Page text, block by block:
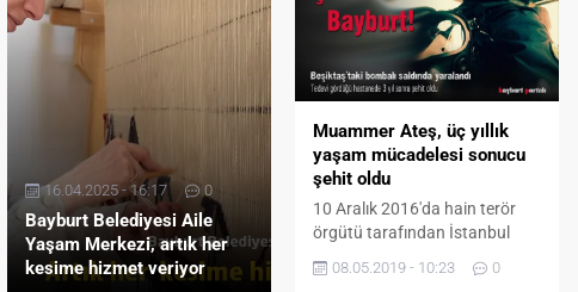
Bayburt Belediyesi Aile
Yaşam Merkezi, artık her
kesime hizmet veriyor
16.04.2025 - 16:17 0
Muammer Ateş, üç yıllık
yaşam mücadelesi sonucu
şehit oldu
10 Aralık 2016'da hain terör
örgütü tarafından İstanbul
Beşiktaş'ta yapılan bombalı
saldırıda yaralanan polis
08.05.2019 - 10:23 0